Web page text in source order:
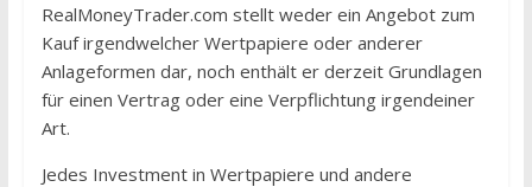
RealMoneyTrader.com stellt weder ein Angebot zum
Kauf irgendwelcher Wertpapiere oder anderer
Anlageformen dar, noch enthält er derzeit Grundlagen
für einen Vertrag oder eine Verpflichtung irgendeiner
Art.
Jedes Investment in Wertpapiere und andere